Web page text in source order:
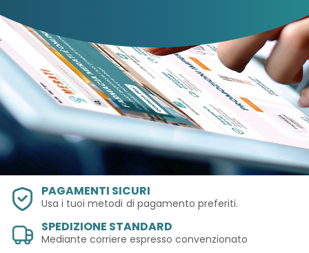
PAGAMENTI SICURI
Usa i tuoi metodi di pagamento preferiti.
SPEDIZIONE STANDARD
Mediante corriere espresso convenzionato